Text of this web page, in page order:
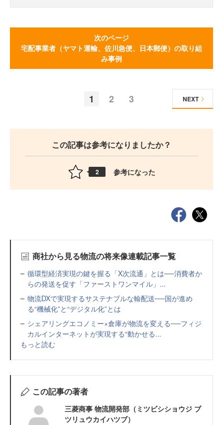
次のページ
宅配事業者（ヤマト運輸、佐川急便、日本郵便）の取り組
み事例
1 2 3 NEXT
この記事は参考になりましたか？
2 参考になった
商社から見る物流の将来像連載記事一覧
循環型経済実現の鍵を握る「X次流通」とは──消費者か
らの発送を促す「ファーストワンマイル」...
物流DXで実現するサステナブルな輸配送──国が進め
る“機械化”と“デジタル化”とは
シェアリングエコノミー×倉庫が物流を変える──フィジ
カルインターネットが実現する“動かせる...
もっと読む
この記事の著者
三菱商事 物流開発部（ミツビシショウジ ブ
ツリュウカイハツブ）